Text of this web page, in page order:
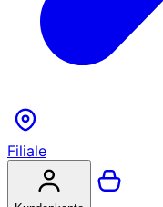
Filiale